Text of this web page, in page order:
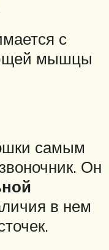
с
мышцы
самым
Он
в нем